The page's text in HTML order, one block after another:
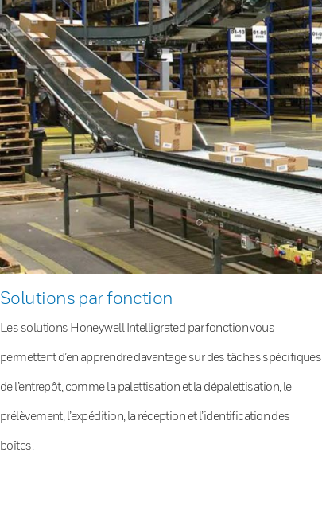
Solutions par fonction
Les solutions Honeywell Intelligrated par fonction vous
permettent d’en apprendre davantage sur des tâches spécifiques
de l’entrepôt, comme la palettisation et la dépalettisation, le
prélèvement, l’expédition, la réception et l’identification des
boîtes.